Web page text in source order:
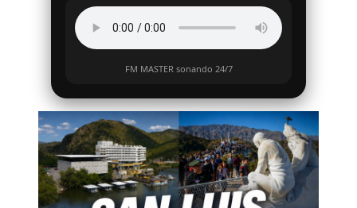
FM MASTER sonando 24/7